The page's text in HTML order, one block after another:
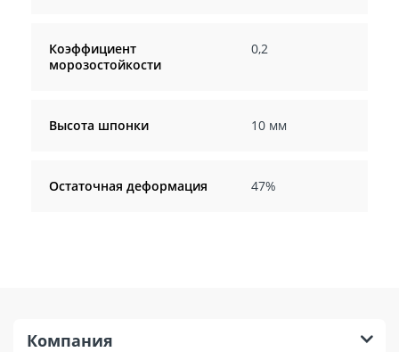
Коэффициент
морозостойкости
0,2
Высота шпонки 10 мм
Остаточная деформация 47%
Компания